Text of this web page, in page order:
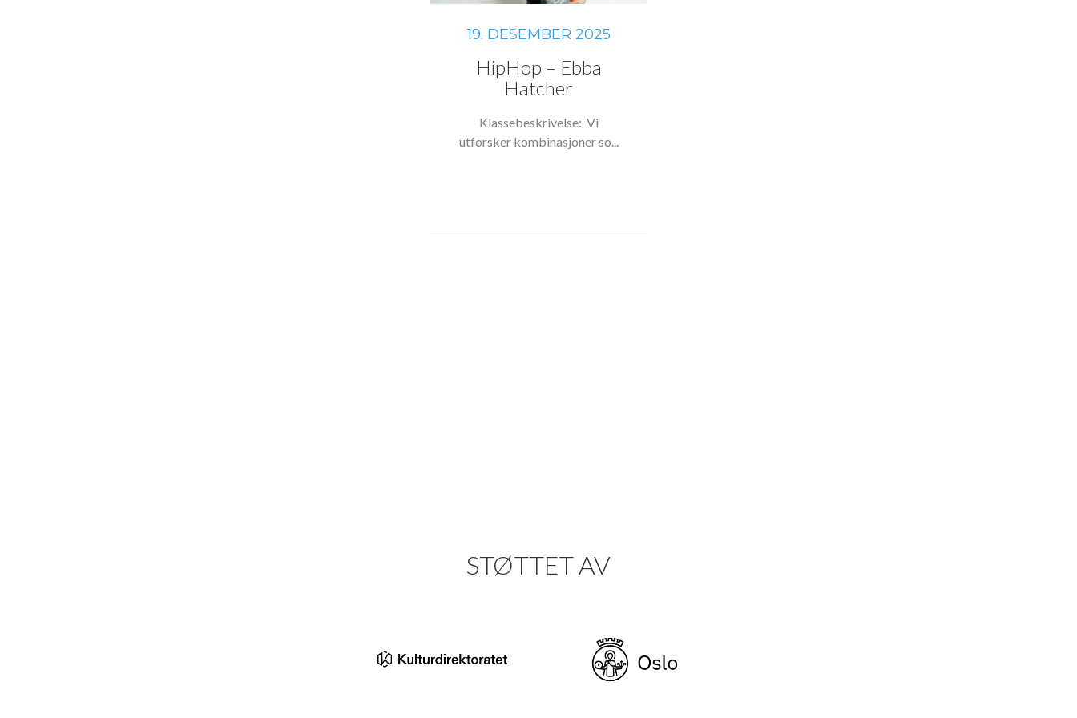
19. DESEMBER 2025
HipHop – Ebba
Hatcher
Klassebeskrivelse: Vi
utforsker kombinasjoner so...
STØTTET AV